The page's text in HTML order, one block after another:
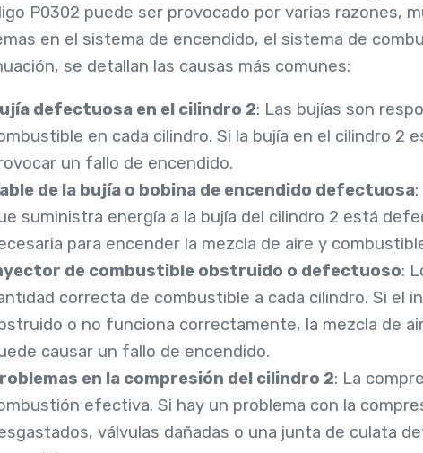
P0302 puede ser provocado por varias razones,
en el sistema de encendido, el sistema de
se detallan las causas más comunes:
defectuosa en el cilindro 2: Las bujías son
en cada cilindro. Si la bujía en el cilindro 2
un fallo de encendido.
de la bujía o bobina de encendido defectuosa:
suministra energía a la bujía del cilindro 2 está
para encender la mezcla de aire y
de combustible obstruido o defectuoso:
correcta de combustible a cada cilindro. Si el
o no funciona correctamente, la mezcla de
causar un fallo de encendido.
en la compresión del cilindro 2: La
efectiva. Si hay un problema con la
válvulas dañadas o una junta de culata